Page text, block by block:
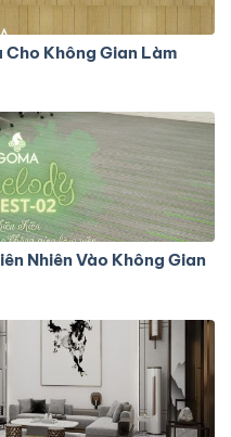
Cho Không Gian Làm
Nhiên Vào Không Gian